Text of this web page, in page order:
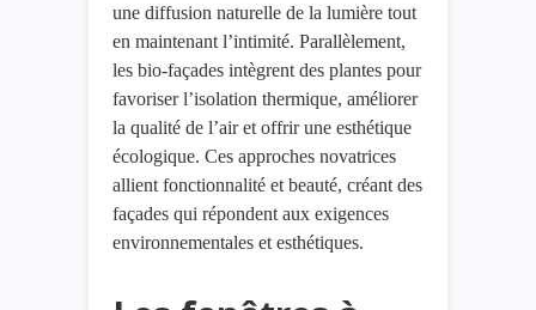
une diffusion naturelle de la lumière tout
en maintenant l’intimité. Parallèlement,
les bio-façades intègrent des plantes pour
favoriser l’isolation thermique, améliorer
la qualité de l’air et offrir une esthétique
écologique. Ces approches novatrices
allient fonctionnalité et beauté, créant des
façades qui répondent aux exigences
environnementales et esthétiques.